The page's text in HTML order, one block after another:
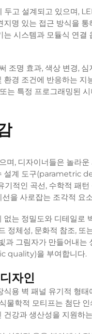
고 설계되고 있으며,
명 있는 접근 방식을
시스템과 모듈식 연결
조명 효과, 색상 변경,
경 조건에 반응하는
는 특정 프로그래밍된
며, 디자이너들은 놀라
설계 도구(parametric
적인 곡선, 수학적 패턴
을 사로잡는 조각적 요
는 정밀도와 디테일로
정체성, 문화적 참조, 또
과 그림자가 만들어내는
quality)을 부여합니다.
자인
식용 벽 패널 유기적 형태
물학적 모티프는 첨단
강과 생산성을 지원하